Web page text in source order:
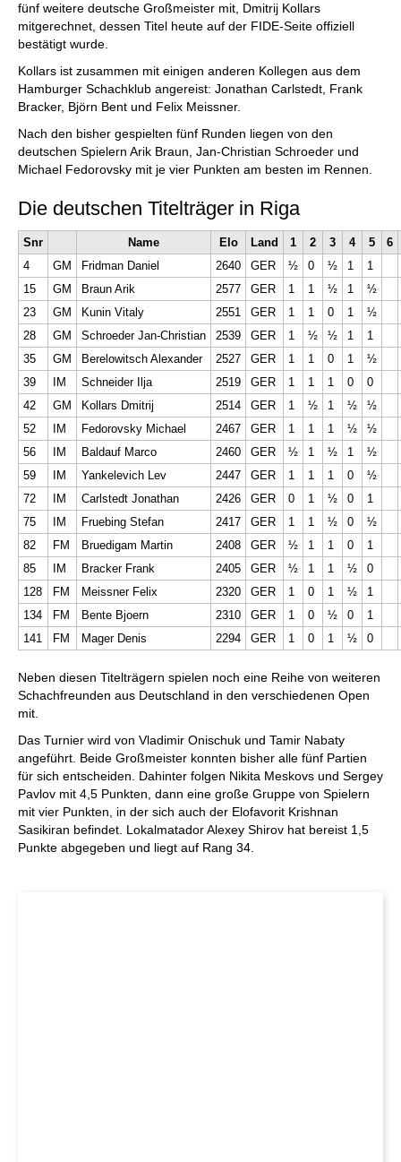
fünf weitere deutsche Großmeister mit, Dmitrij Kollars
mitgerechnet, dessen Titel heute auf der FIDE-Seite offiziell
bestätigt wurde.
Kollars ist zusammen mit einigen anderen Kollegen aus dem
Hamburger Schachklub angereist: Jonathan Carlstedt, Frank
Bracker, Björn Bent und Felix Meissner.
Nach den bisher gespielten fünf Runden liegen von den
deutschen Spielern Arik Braun, Jan-Christian Schroeder und
Michael Fedorovsky mit je vier Punkten am besten im Rennen.
Die deutschen Titelträger in Riga
Snr Name Elo Land 1 2 3 4 5
6
4
GM Fridman Daniel 2640 GER ½ 0 ½ 1
1
15
GM Braun Arik 2577 GER 1 1 ½ 1
½
23
GM Kunin Vitaly 2551 GER 1 1 0 1
½
28
GM Schroeder Jan-Christian 2539 GER 1 ½ ½ 1
1
35
GM Berelowitsch Alexander 2527 GER 1 1 0 1
½
39
IM Schneider Ilja 2519 GER 1 1 1 0
0
42
GM Kollars Dmitrij 2514 GER 1 ½ 1 ½
½
52
IM Fedorovsky Michael 2467 GER 1 1 1 ½
½
56
IM Baldauf Marco 2460 GER ½ 1 ½ 1
½
59
IM Yankelevich Lev 2447 GER 1 1 1 0
½
72
IM Carlstedt Jonathan 2426 GER 0 1 ½ 0
1
75
IM Fruebing Stefan 2417 GER 1 1 ½ 0
½
82
FM Bruedigam Martin 2408 GER ½ 1 1 0
1
85
IM Bracker Frank 2405 GER ½ 1 1 ½
0
128
FM Meissner Felix 2320 GER 1 0 1 ½
1
134
FM Bente Bjoern 2310 GER 1 0 ½ 0
1
141
FM Mager Denis 2294 GER 1 0 1 ½ 0
Neben diesen Titelträgern spielen noch eine Reihe von weiteren
Schachfreunden aus Deutschland in den verschiedenen Open
mit.
Das Turnier wird von Vladimir Onischuk und Tamir Nabaty
angeführt. Beide Großmeister konnten bisher alle fünf Partien
für sich entscheiden. Dahinter folgen Nikita Meskovs und Sergey
Pavlov mit 4,5 Punkten, dann eine große Gruppe von Spielern
mit vier Punkten, in der sich auch der Elofavorit Krishnan
Sasikiran befindet. Lokalmatador Alexey Shirov hat bereist 1,5
Punkte abgegeben und liegt auf Rang 34.